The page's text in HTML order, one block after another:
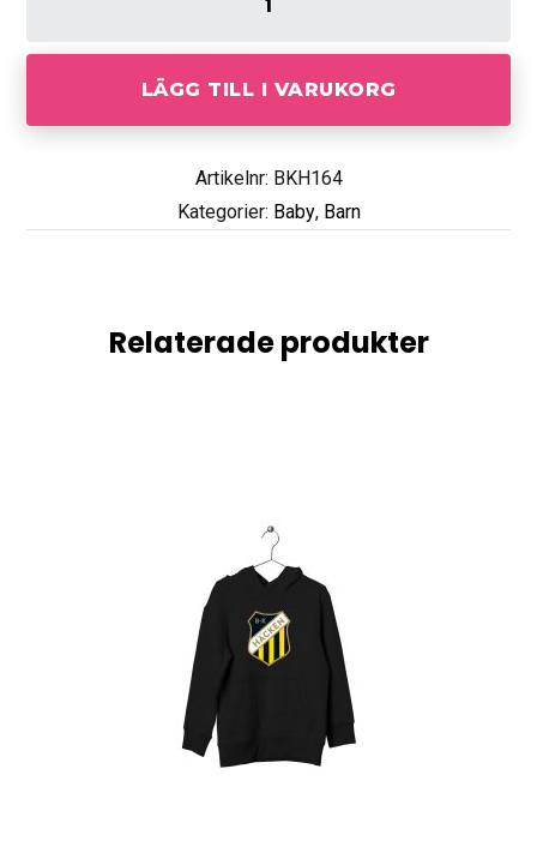
LÄGG TILL I VARUKORG
Artikelnr: BKH164
Kategorier: Baby, Barn
Relaterade produkter